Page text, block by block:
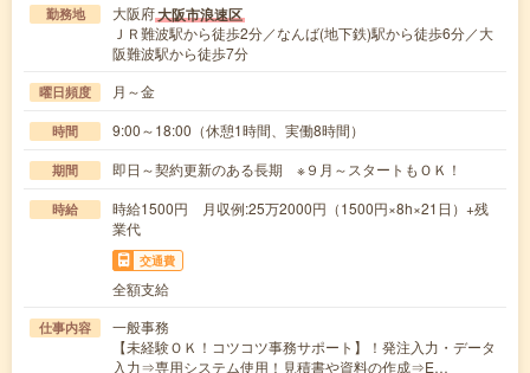
勤務地 大阪府大阪市浪速区
ＪＲ難波駅から徒歩2分／なんば(地下鉄)駅から徒歩6分／大
阪難波駅から徒歩7分
曜日頻度 月～金
時間 9:00～18:00（休憩1時間、実働8時間）
期間 即日～契約更新のある長期 ※９月～スタートもＯＫ！
時給
時給1500円 月収例:25万2000円（1500円×8h×21日）+残
業代
交通費
全額支給
仕事内容
一般事務
【未経験ＯＫ！コツコツ事務サポート】！発注入力・データ
入力⇒専用システム使用！見積書や資料の作成⇒E…